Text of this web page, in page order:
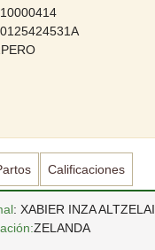
Calificaciones
: XABIER INZA ALTZELAI
ZELANDA